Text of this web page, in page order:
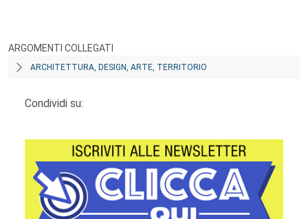
ARGOMENTI COLLEGATI
ARCHITETTURA, DESIGN, ARTE, TERRITORIO
Condividi su: